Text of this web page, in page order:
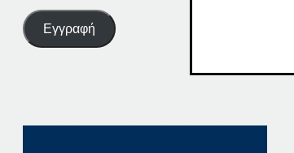
Εγγραφή